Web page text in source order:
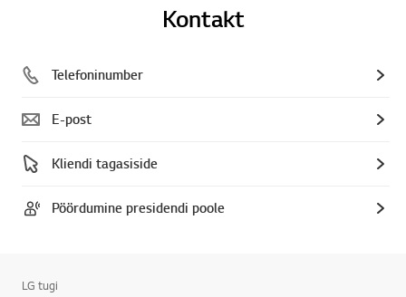
Kontakt
Telefoninumber
E-post
Kliendi tagasiside
Pöördumine presidendi poole
LG tugi